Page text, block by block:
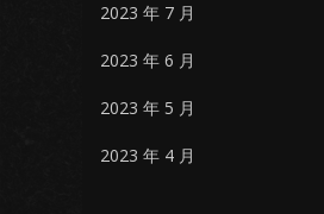
2023 年 7 月
2023 年 6 月
2023 年 5 月
2023 年 4 月